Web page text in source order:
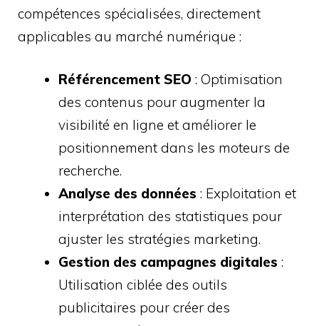
compétences spécialisées, directement
applicables au marché numérique :
Référencement SEO : Optimisation
des contenus pour augmenter la
visibilité en ligne et améliorer le
positionnement dans les moteurs de
recherche.
Analyse des données : Exploitation et
interprétation des statistiques pour
ajuster les stratégies marketing.
Gestion des campagnes digitales :
Utilisation ciblée des outils
publicitaires pour créer des